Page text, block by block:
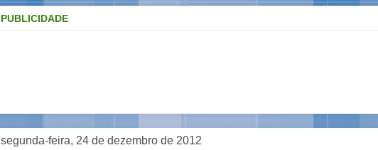
PUBLICIDADE
segunda-feira, 24 de dezembro de 2012